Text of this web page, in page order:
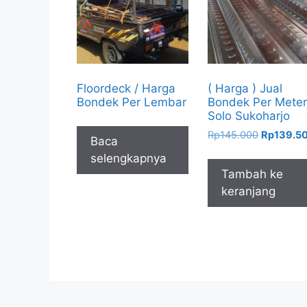
Floordeck / Harga
Bondek Per Lembar
Baca
selengkapnya
( Harga ) Jual
Bondek Per Meter
Solo Sukoharjo
Rp145.000 Harga
adalah:
Rp
Tambah ke
keranjang